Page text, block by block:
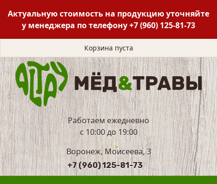
Актуальную стоимость на продукцию уточняйте
у менеджера по телефону+7 (960) 125-81-73
Корзина пуста
Работаем ежедневно
с 10:00 до 19:00
Воронеж, Моисеева, 3
+7 (960) 125-81-73